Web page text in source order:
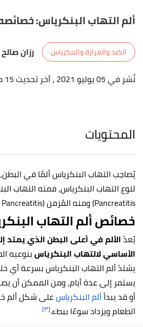
ألم التهاب البنكرياس:
الكبد والمرارة والبنكرياس
رزان صالح
نُشر في 05 يوليو 2021
، آخر تحديث 15 مارس 2023
المحتويات
يُصاحِب التهاب البنكرياس ألمًا في
Pancreatitis) ومنه المُزمن (Chronic Pancreatitis).
خصائص ألم التهاب
يُعدّالألم في أعلى البطن الذي يمتد
الأساسي لالتهاب البنكرياسبنوعيه
يشتدّ ألم التهاب البنكرياس بسرعة أي
يستمر إلى عدة أيام، ومن الممكن أن
أو قد يبدأألم البنكرياسعلى شكل ألم
الطعام ويزداد سوءًا ببطء.[٣]